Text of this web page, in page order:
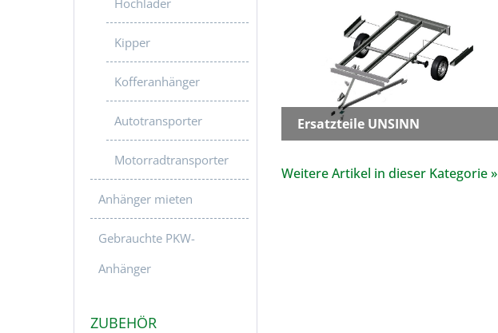
Hochlader
Kipper
Kofferanhänger
Autotransporter
Motorradtransporter
Anhänger mieten
Gebrauchte PKW-
Anhänger
ZUBEHÖR
Ersatzteile UNSINN
Weitere Artikel in dieser Kategorie »